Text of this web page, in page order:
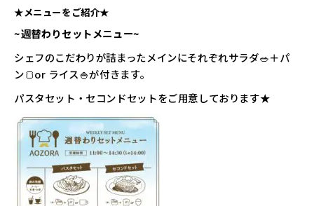
★メニューをご紹介★
~週替わりセットメニュー~
シェフのこだわりが詰まったメインにそれぞれサラダ🥗＋パ
ン🍞or ライス🍚が付きます。
パスタセット・セコンドセットをご用意しております★